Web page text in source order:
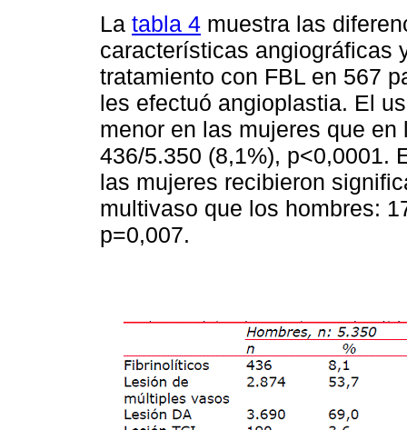
La tabla 4 muestra las
características angiográficas
tratamiento con FBL en 567
les efectuó angioplastia. El
menor en las mujeres que
436/5.350 (8,1%), p<0,0001.
las mujeres recibieron
multivaso que los hombres:
p=0,007.